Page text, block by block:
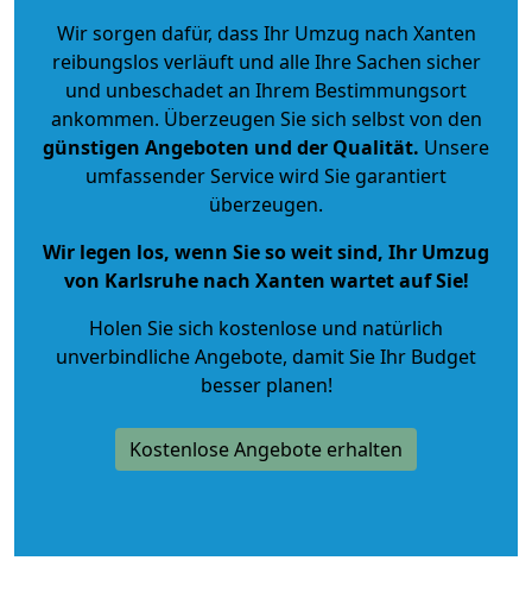
Wir sorgen dafür, dass Ihr Umzug nach Xanten
reibungslos verläuft und alle Ihre Sachen sicher
und unbeschadet an Ihrem Bestimmungsort
ankommen. Überzeugen Sie sich selbst von den
günstigen Angeboten und der Qualität. Unsere
umfassender Service wird Sie garantiert
überzeugen.
Wir legen los, wenn Sie so weit sind, Ihr Umzug
von Karlsruhe nach Xanten wartet auf Sie!
Holen Sie sich kostenlose und natürlich
unverbindliche Angebote, damit Sie Ihr Budget
besser planen!
Kostenlose Angebote erhalten